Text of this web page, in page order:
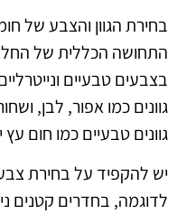
בחירת הגוון והצבע של
התחושה הכללית של
בצבעים טבעיים
גוונים כמו אפור, לבן,
גוונים טבעיים כמו חום
יש להקפיד על בחירת
לדוגמה, בחדרים קטנים